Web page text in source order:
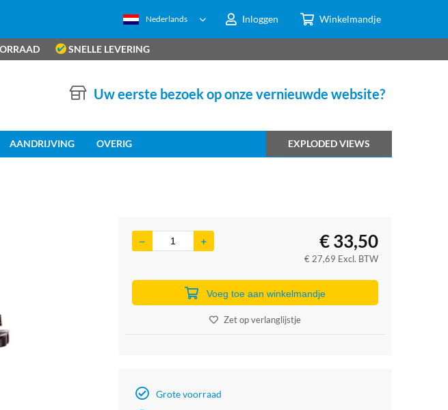
Inloggen Winkelmandje
Nederlands
SNELLE LEVERING
Uw eerste bezoek op onze vernieuwde website?
AANDRIJVING OVERIG EXPLODED VIEWS
€33,50
€ 27,69 Excl. BTW
Voeg toe aan winkelmandje
Zet op verlanglijstje
Grote voorraad